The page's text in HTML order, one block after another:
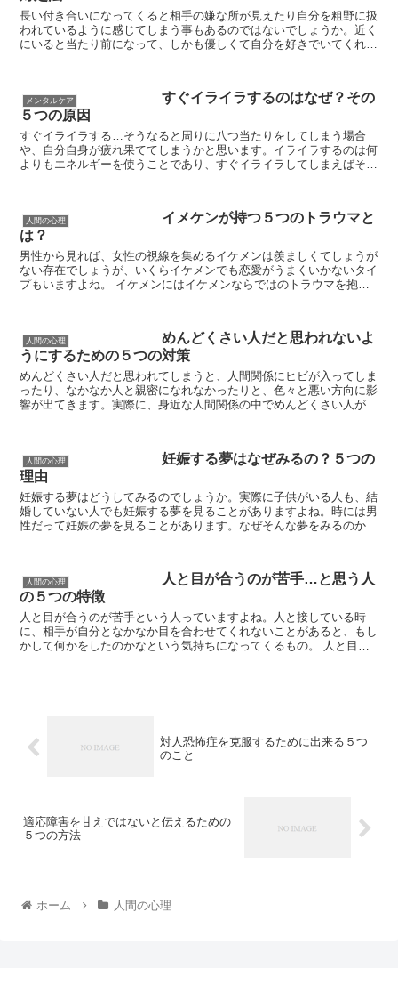
長い付き合いになってくると相手の嫌な所が見えたり自分を粗野に扱
われているように感じてしまう事もあるのではないでしょうか。近く
にいると当たり前になって、しかも優しくて自分を好きでいてくれる
メンタルケア
すぐイライラするのはなぜ？その
５つの原因
すぐイライラする…そうなると周りに八つ当たりをしてしまう場合
や、自分自身が疲れ果ててしまうかと思います。イライラするのは何
よりもエネルギーを使うことであり、すぐイライラしてしまえばそれ
人間の心理
イメケンが持つ５つのトラウマと
は？
男性から見れば、女性の視線を集めるイケメンは羨ましくてしょうが
ない存在でしょうが、いくらイケメンでも恋愛がうまくいかないタイ
プもいますよね。 イケメンにはイケメンならではのトラウマを抱え
人間の心理
めんどくさい人だと思われないよ
うにするための５つの対策
めんどくさい人だと思われてしまうと、人間関係にヒビが入ってしま
ったり、なかなか人と親密になれなかったりと、色々と悪い方向に影
響が出てきます。実際に、身近な人間関係の中でめんどくさい人がい
人間の心理
妊娠する夢はなぜみるの？５つの
理由
妊娠する夢はどうしてみるのでしょうか。実際に子供がいる人も、結
婚していない人でも妊娠する夢を見ることがありますよね。時には男
性だって妊娠の夢を見ることがあります。なぜそんな夢をみるのか気
人間の心理
人と目が合うのが苦手…と思う人
の５つの特徴
人と目が合うのが苦手という人っていますよね。人と接している時
に、相手が自分となかなか目を合わせてくれないことがあると、もし
かして何かをしたのかなという気持ちになってくるもの。 人と目が
対人恐怖症を克服するために出来る５つ
のこと
適応障害を甘えではないと伝えるための
５つの方法
ホーム 人間の心理